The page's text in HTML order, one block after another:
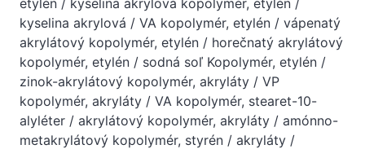
kyselina akrylová / VA kopolymér, etylén / vápenatý
akrylátový kopolymér, etylén / horečnatý akrylátový
kopolymér, etylén / sodná soľ Kopolymér, etylén /
zinok-akrylátový kopolymér, akryláty / VP
kopolymér, akryláty / VA kopolymér, stearet-10-
alyléter / akrylátový kopolymér, akryláty / amónno-
metakrylátový kopolymér, styrén / akryláty /